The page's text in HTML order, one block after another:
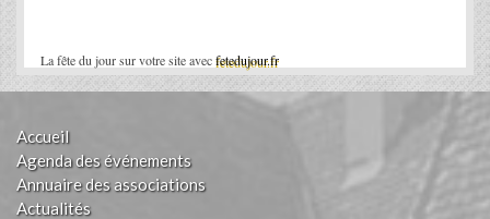
La fête du jour sur votre site avecfetedujour.fr
Accueil
Agenda des événements
Annuaire des associations
Actualités